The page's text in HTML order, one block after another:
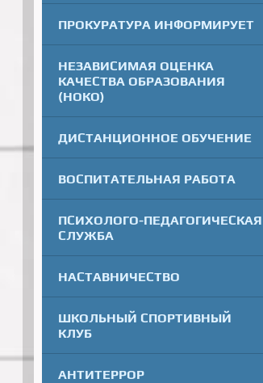
ПРОКУРАТУРА ИНФОРМИРУЕТ
НЕЗАВИСИМАЯ ОЦЕНКА
КАЧЕСТВА ОБРАЗОВАНИЯ
(НОКО)
ДИСТАНЦИОННОЕ ОБУЧЕНИЕ
ВОСПИТАТЕЛЬНАЯ РАБОТА
ПСИХОЛОГО-ПЕДАГОГИЧЕСКАЯ
СЛУЖБА
НАСТАВНИЧЕСТВО
ШКОЛЬНЫЙ СПОРТИВНЫЙ
КЛУБ
АНТИТЕРРОР